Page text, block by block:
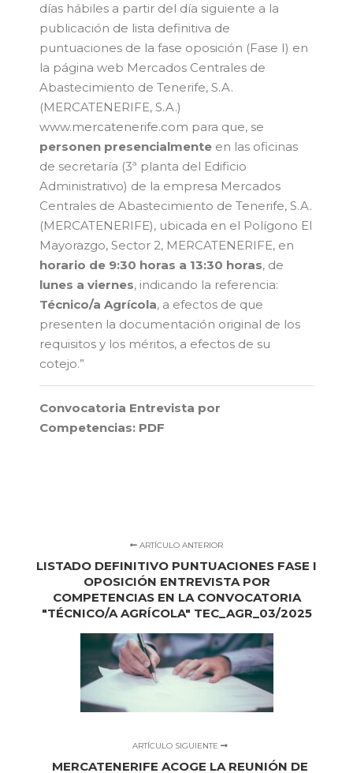
días hábiles a partir del día siguiente a la
publicación de lista definitiva de
puntuaciones de la fase oposición (Fase I) en
la página web Mercados Centrales de
Abastecimiento de Tenerife, S.A.
(MERCATENERIFE, S.A.)
www.mercatenerife.com para que, se
personen presencialmente en las oficinas
de secretaría (3ª planta del Edificio
Administrativo) de la empresa Mercados
Centrales de Abastecimiento de Tenerife, S.A.
(MERCATENERIFE), ubicada en el Polígono El
Mayorazgo, Sector 2, MERCATENERIFE, en
horario de 9:30 horas a 13:30 horas, de
lunes a viernes, indicando la referencia:
Técnico/a Agrícola, a efectos de que
presenten la documentación original de los
requisitos y los méritos, a efectos de su
cotejo.”
Convocatoria Entrevista por
Competencias: PDF
ARTÍCULO ANTERIOR
LISTADO DEFINITIVO PUNTUACIONES FASE I
OPOSICIÓN ENTREVISTA POR
COMPETENCIAS EN LA CONVOCATORIA
"TÉCNICO/A AGRÍCOLA" TEC_AGR_03/2025
ARTÍCULO SIGUIENTE
MERCATENERIFE ACOGE LA REUNIÓN DE